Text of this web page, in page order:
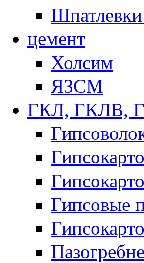
цемент
Холсим
ЯЗCМ
ГКЛ, ГКЛВ,
Гипсовые